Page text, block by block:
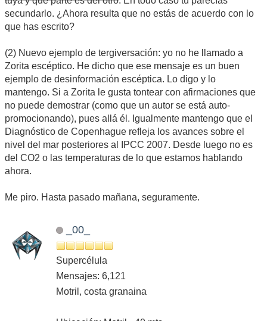
secundarlo. ¿Ahora resulta que no estás de acuerdo con lo
que has escrito?
(2) Nuevo ejemplo de tergiversación: yo no he llamado a
Zorita escéptico. He dicho que ese mensaje es un buen
ejemplo de desinformación escéptica. Lo digo y lo
mantengo. Si a Zorita le gusta tontear con afirmaciones que
no puede demostrar (como que un autor se está auto-
promocionando), pues allá él. Igualmente mantengo que el
Diagnóstico de Copenhague refleja los avances sobre el
nivel del mar posteriores al IPCC 2007. Desde luego no es
del CO2 o las temperaturas de lo que estamos hablando
ahora.
Me piro. Hasta pasado mañana, seguramente.
_00_
Supercélula
Mensajes: 6,121
Motril, costa granaina